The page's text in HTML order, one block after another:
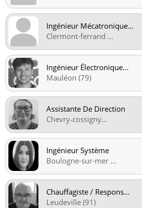
Ingénieur Mécatronique...
Clermont-ferrand ...
Ingénieur Électronique...
Mauléon (79)
Assistante De Direction
Chevry‑cossigny...
Ingénieur Système
Boulogne-sur-mer ...
Chauffagiste / Respons...
Leudeville (91)